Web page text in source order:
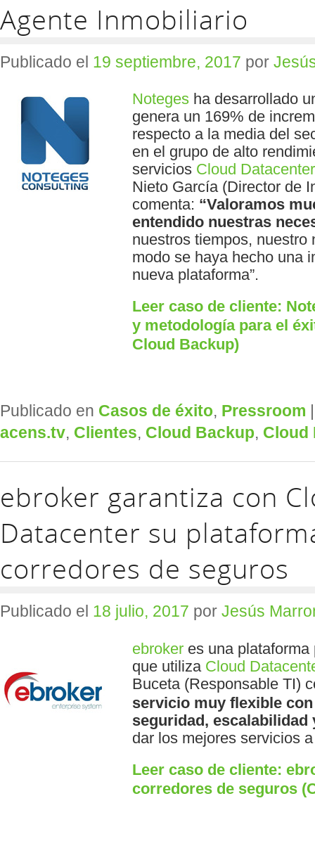
Agente Inmobiliario
Publicado el 19 septiembre, 2017 por
Notegesha desarrollado
genera un 169% de
respecto a la media del
en el grupo de alto
servicios Cloud Datacenter
Nieto García (Director de
comenta: “Valoramos
entendido nuestras
nuestros tiempos, nuestro
modo se haya hecho una
nueva plataforma”.
Leer caso de cliente:
y metodología para el
Cloud Backup)
Publicado en Casos de éxito, Pressroom
acens.tv, Clientes, Cloud Backup, Cloud
ebroker garantiza con
Datacenter su
corredores de seguros
Publicado el 18 julio, 2017 por Jesús
ebrokeres una plataforma
que utiliza Cloud
Buceta (Responsable TI)
servicio muy flexible
seguridad,
dar los mejores servicios
Leer caso de cliente:
corredores de seguros